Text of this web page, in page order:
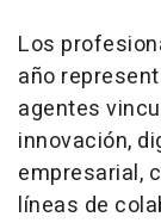
Los
año
agentes
innovación,
empresarial,
líneas de